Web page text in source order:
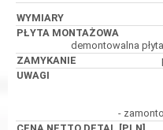
demontowalna
-